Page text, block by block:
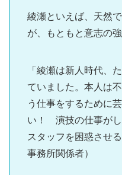
綾瀬といえば、天然
が、もともと意志の
「綾瀬は新人時代、
ていました。本人は
う仕事をするために
い！ 演技の仕事が
スタッフを困惑させ
事務所関係者）